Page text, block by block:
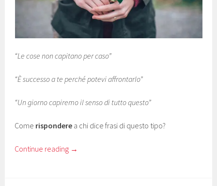
“Le cose non capitano per caso”
“È successo a te perché potevi affrontarlo”
“Un giorno capiremo il senso di tutto questo”
Come rispondere a chi dice frasi di questo tipo?
Continue reading →